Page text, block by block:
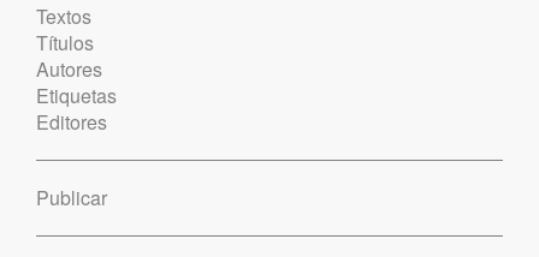
Textos
Títulos
Autores
Etiquetas
Editores
Publicar